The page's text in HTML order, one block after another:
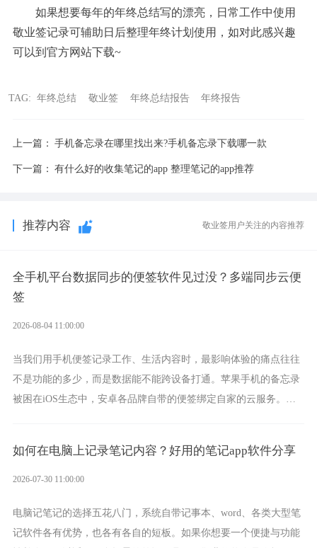
如果想要每年的年终总结写的漂亮，日常工作中使用
敬业签记录可辅助日后整理年终计划使用，如对此感兴趣
可以到官方网站下载~
TAG: 年终总结 敬业签 年终总结报告 年终报告
上一篇： 手机备忘录在哪里找出来?手机备忘录下载哪一款
下一篇： 有什么好的收集笔记的app 整理笔记的app推荐
推荐内容 敬业签用户关注的内容推荐
全手机平台数据同步的便签软件见过没？多端同步云便
签
2026-08-04 11:00:00
当我们用手机便签记录工作、生活内容时，最影响体验的痛点往往
不是功能的多少，而是数据能不能跨设备打通。苹果手机的备忘录
被困在iOS生态中，安卓各品牌自带的便签绑定自家的云服务。而
如何在电脑上记录笔记内容？好用的笔记app软件分享
2026-07-30 11:00:00
电脑记笔记的选择五花八门，系统自带记事本、word、各类大型笔
记软件各有优势，也各有各自的短板。如果你想要一个便捷与功能